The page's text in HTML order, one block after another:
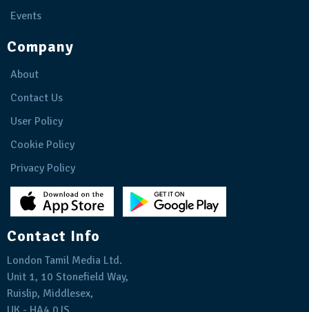
Events
Company
About
Contact Us
User Policy
Cookie Policy
Privacy Policy
Contact Info
London Tamil Media Ltd.
Unit 1, 10 Stonefield Way,
Ruislip, Middlesex,